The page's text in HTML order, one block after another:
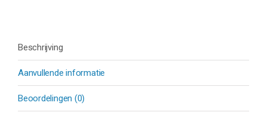
Beschrijving
Aanvullende informatie
Beoordelingen (0)